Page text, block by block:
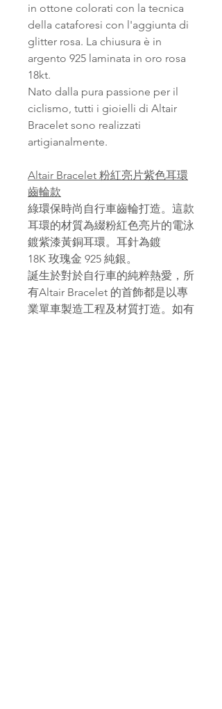
in ottone colorati con la tecnica
della cataforesi con l'aggiunta di
glitter rosa. La chiusura è in
argento 925 laminata in oro rosa
18kt.
Nato dalla pura passione per il
ciclismo, tutti i gioielli di Altair
Bracelet sono realizzati
artigianalmente.
Altair Bracelet 粉紅亮片紫色耳環
齒輪款
綠環保時尚自行車齒輪打造。這款
耳環的材質為綴粉紅色亮片的電泳
鍍紫漆黃銅耳環。耳針為鍍
18K 玫瑰金 925 純銀。
誕生於對於自行車的純粹熱愛，所
有Altair Bracelet 的首飾都是以專
業單車製造工程及材質打造。如有